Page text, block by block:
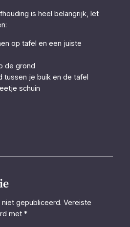
is heel belangrijk, let
op tafel en een juiste
de grond
tussen je buik en de tafel
schuin
gepubliceerd. Vereiste
met *